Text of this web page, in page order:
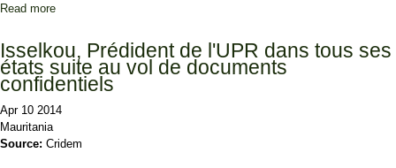
Read more
Isselkou, Prédident de l'UPR dans tous ses
états suite au vol de documents
confidentiels
Apr 10 2014
Mauritania
Source: Cridem